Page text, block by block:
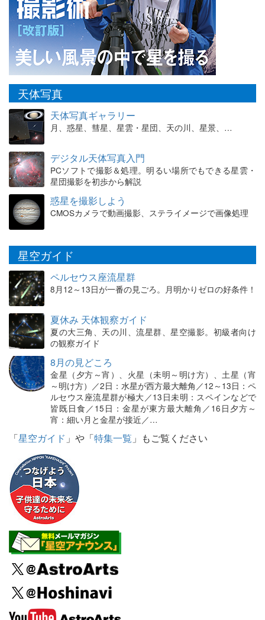
天体写真
天体写真ギャラリー
月、惑星、彗星、星雲・星団、天の川、星景、…
デジタル天体写真入門
PCソフトで撮影＆処理。明るい場所でもできる星雲・
星団撮影を初歩から解説
惑星を撮影しよう
CMOSカメラで動画撮影、ステライメージで画像処理
星空ガイド
ペルセウス座流星群
8月12～13日が一番の見ごろ。月明かりゼロの好条件！
夏休み 天体観察ガイド
夏の大三角、天の川、流星群、星空撮影。初級者向け
の観察ガイド
8月の見どころ
金星（夕方～宵）、火星（未明～明け方）、土星（宵
～明け方）／2日：水星が西方最大離角／12～13日：ペ
ルセウス座流星群が極大／13日未明：スペインなどで
皆既日食／15日：金星が東方最大離角／16日夕方～
宵：細い月と金星が接近／…
「星空ガイド 」や「特集一覧 」もご覧ください